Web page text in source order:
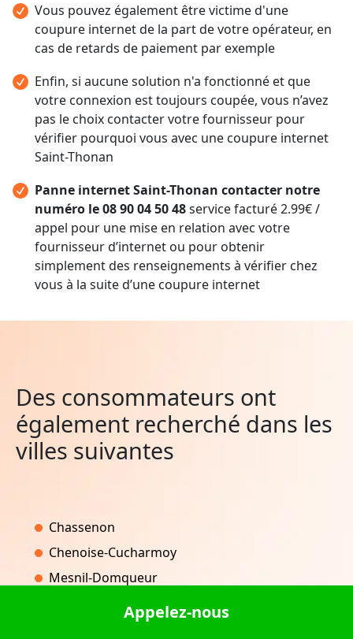
Vous pouvez également être victime d'une
coupure internet de la part de votre opérateur, en
cas de retards de paiement par exemple
Enfin, si aucune solution n'a fonctionné et que
votre connexion est toujours coupée, vous n’avez
pas le choix contacter votre fournisseur pour
vérifier pourquoi vous avec une coupure internet
Saint-Thonan
Panne internet Saint-Thonan contacter notre
numéro le 08 90 04 50 48service facturé 2.99€ /
appel pour une mise en relation avec votre
fournisseur d’internet ou pour obtenir
simplement des renseignements à vérifier chez
vous à la suite d’une coupure internet
Des consommateurs ont
également recherché dans les
villes suivantes
Chassenon
Chenoise-Cucharmoy
Mesnil-Domqueur
Villeneuve-la-LionneAppelez-nous